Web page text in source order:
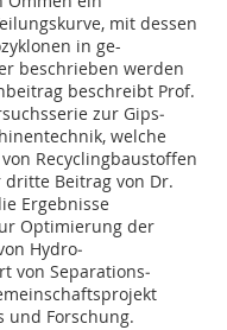
, mit dessen
in ge­-
beschrieben werden
beschreibt Prof.
zur Gips­
, welche
Recyc­ling­baustoffen
dritte Beitrag von Dr.
Ergebnisse
Opti­mierung der
Hydro­
von Separa­tions­
und Forschung.